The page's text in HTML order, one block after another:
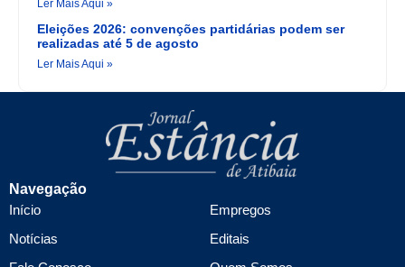
Ler Mais Aqui »
Eleições 2026: convenções partidárias podem ser
realizadas até 5 de agosto
Ler Mais Aqui »
Navegação
Início
Notícias
Empregos
Editais